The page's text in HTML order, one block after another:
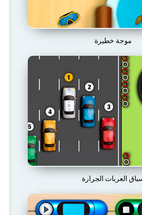
موجة خطيرة
العربات الجرارة